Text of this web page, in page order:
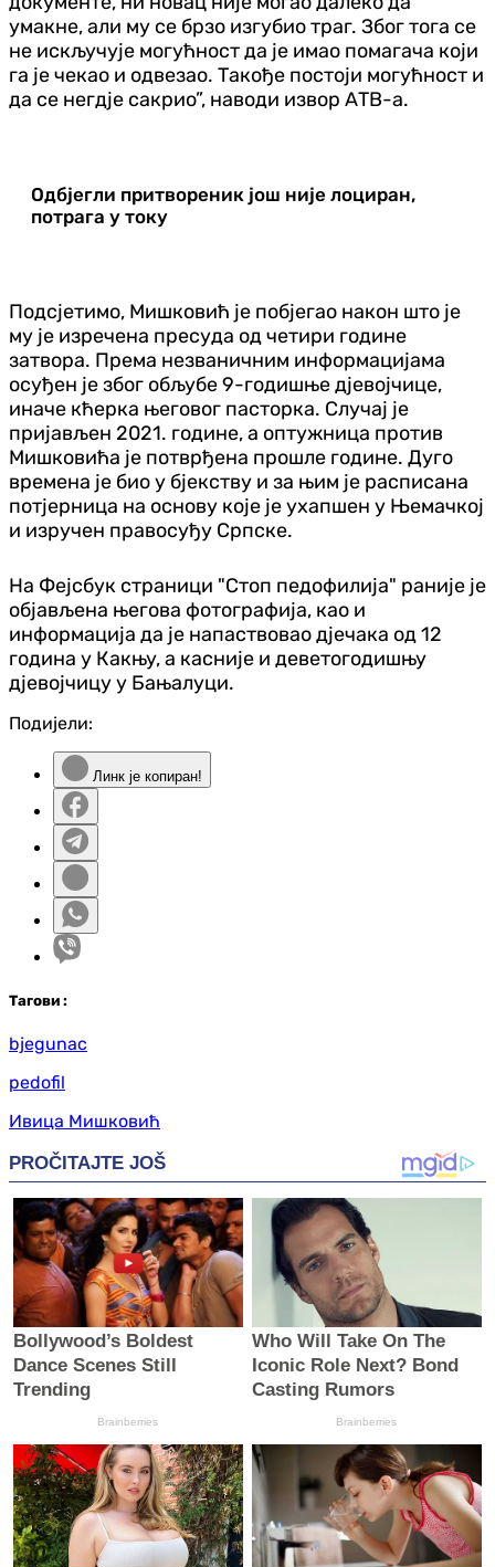
умакне, али му се брзо изгубио траг. Због тога се
не искључује могућност да је имао помагача који
га је чекао и одвезао. Такође постоји могућност и
да се негдје сакрио”, наводи извор АТВ-а.
Одбјегли притвореник још није лоциран,
потрага у току
Подсјетимо, Мишковић је побјегао након што је
му је изречена пресуда од четири године
затвора. Према незваничним информацијама
осуђен је због обљубе 9-годишње дјевојчице,
иначе кћерка његовог пасторка. Случај је
пријављен 2021. године, а оптужница против
Мишковића је потврђена прошле године. Дуго
времена је био у бјекству и за њим је расписана
потјерница на основу које је ухапшен у Њемачкој
и изручен правосуђу Српске.
На Фејсбук страници "Стоп педофилија" раније је
објављена његова фотографија, као и
информација да је напаствовао дјечака од 12
година у Какњу, а касније и деветогодишњу
дјевојчицу у Бањалуци.
Подијели:
Линк је копиран!
Тагови :
bjegunac
pedofil
Ивица Мишковић